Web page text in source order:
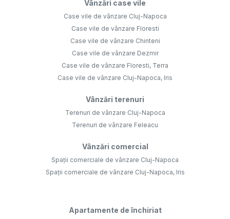
Vânzări case vile
Case vile de vânzare Cluj-Napoca
Case vile de vânzare Floresti
Case vile de vânzare Chinteni
Case vile de vânzare Dezmir
Case vile de vânzare Floresti, Terra
Case vile de vânzare Cluj-Napoca, Iris
Vânzări terenuri
Terenuri de vânzare Cluj-Napoca
Terenuri de vânzare Feleacu
Vânzări comercial
Spații comerciale de vânzare Cluj-Napoca
Spații comerciale de vânzare Cluj-Napoca, Iris
Apartamente de închiriat